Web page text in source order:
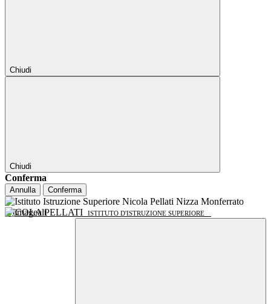
Chiudi
Chiudi
Conferma
Annulla Conferma
NICOLA PELLATI ISTITUTO D'ISTRUZIONE SUPERIORE